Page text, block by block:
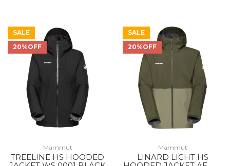
SALE
20%OFF
Mammut
TREELINE HS HOODED
SALE
20%OFF
Mammut
LINARD LIGHT HS